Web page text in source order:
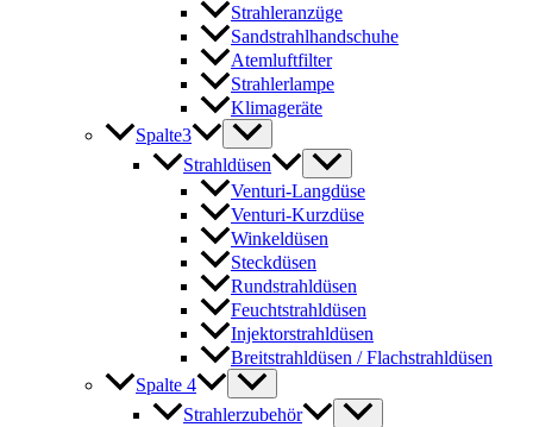
Strahleranzüge
Sandstrahlhandschuhe
Atemluftfilter
Strahlerlampe
Klimageräte
Spalte3
Strahldüsen
Venturi-Langdüse
Venturi-Kurzdüse
Winkeldüsen
Steckdüsen
Rundstrahldüsen
Feuchtstrahldüsen
Injektorstrahldüsen
Breitstrahldüsen / Flachstrahldüsen
Spalte 4
Strahlerzubehör